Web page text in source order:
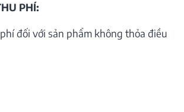
PHÍ:
đối với sản phẩm không thỏa điều